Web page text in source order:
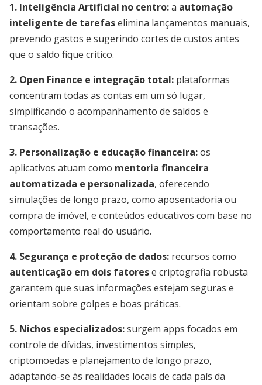
1. Inteligência Artificial no centro:a automação
inteligente de tarefaselimina lançamentos manuais,
prevendo gastos e sugerindo cortes de custos antes
que o saldo fique crítico.
2. Open Finance e integração total: plataformas
concentram todas as contas em um só lugar,
simplificando o acompanhamento de saldos e
transações.
3. Personalização e educação financeira:os
aplicativos atuam como mentoria financeira
automatizada e personalizada, oferecendo
simulações de longo prazo, como aposentadoria ou
compra de imóvel, e conteúdos educativos com base no
comportamento real do usuário.
4. Segurança e proteção de dados: recursos como
autenticação em dois fatorese criptografia robusta
garantem que suas informações estejam seguras e
orientam sobre golpes e boas práticas.
5. Nichos especializados:surgem apps focados em
controle de dívidas, investimentos simples,
criptomoedas e planejamento de longo prazo,
adaptando-se às realidades locais de cada país da